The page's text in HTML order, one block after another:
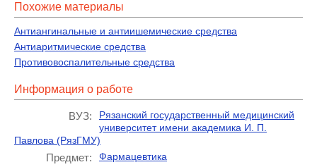
Похожие материалы
Антиангинальные и антиишемические средства
Антиаритмические средства
Противовоспалительные средства
Информация о работе
ВУЗ:
Рязанский государственный медицинский
университет имени академика И. П.
Павлова (РязГМУ)
Предмет: Фармацевтика